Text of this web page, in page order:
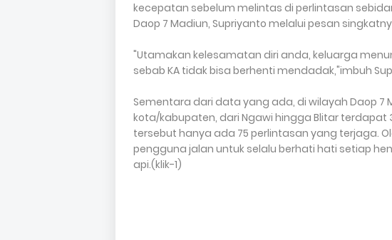
kecepatan sebelum melintas di perlintasan
Daop 7 Madiun, Supriyanto melalui pesan
"Utamakan kelesamatan diri anda, keluarga
sebab KA tidak bisa berhenti mendadak,"imbuh
Sementara dari data yang ada, di wilayah Daop 7
kota/kabupaten, dari Ngawi hingga Blitar terdapat
tersebut hanya ada 75 perlintasan yang terjaga.
pengguna jalan untuk selalu berhati hati setiap
api.(klik-1)